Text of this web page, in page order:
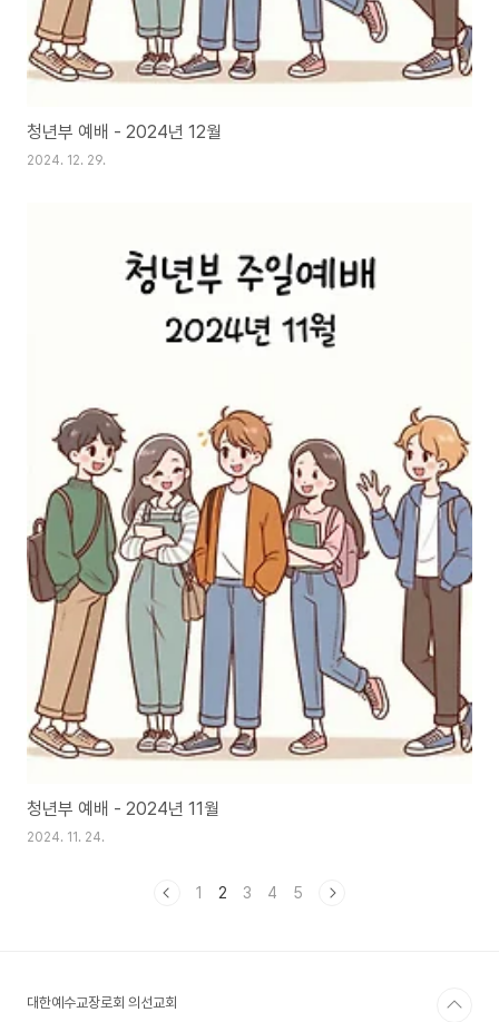
청년부 예배 - 2024년 12월
2024. 12. 29.
청년부 예배 - 2024년 11월
2024. 11. 24.
1 2 3 4 5
대한예수교장로회 의선교회